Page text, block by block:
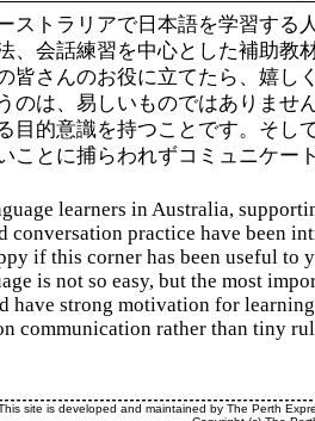
ストラリアで日本語を学習する
、会話練習を中心とした補助教
皆さんのお役に立てたら、嬉し
のは、易しいものではありませ
目的意識を持つことです。そし
ことに捕らわれずコミュニケー
learners in Australia,
conversation practice have been
if this corner has been useful to
is not so easy, but the most
have strong motivation for
communication rather than tiny
site is developed and maintained by The Perth